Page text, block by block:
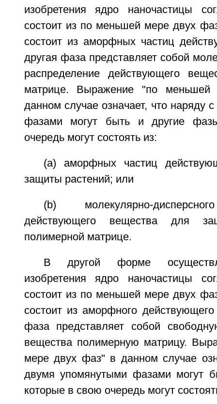
изобретения ядро наночастицы
состоит из по меньшей мере двух
состоит из аморфных частиц
другая фаза представляет собой
распределение действующего
матрице. Выражение "по
данном случае означает, что наряду
фазами могут быть и другие
очередь могут состоять из:
(a) аморфных частиц
защиты растений; или
(b) молекулярно-
действующего вещества для
полимерной матрице.
В другой форме
изобретения ядро наночастицы
состоит из по меньшей мере двух
состоит из аморфного
фаза представляет собой
вещества полимерную матрицу.
мере двух фаз" в данном случае
двумя упомянутыми фазами могут
которые в свою очередь могут